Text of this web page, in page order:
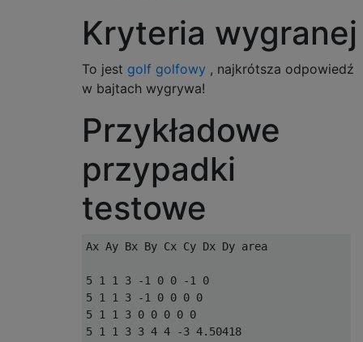
Kryteria wygranej
To jest golf golfowy , najkrótsza odpowiedź
w bajtach wygrywa!
Przykładowe
przypadki
testowe
Ax Ay Bx By Cx Cy Dx Dy area
5 1 1 3 -1 0 0 -1 0
5 1 1 3 -1 0 0 0 0
5 1 1 3 0 0 0 0 0
5 1 1 3 3 4 4 -3 4.50418